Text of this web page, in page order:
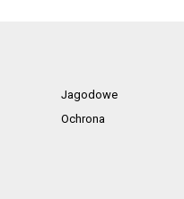
Jagodowe
Ochrona